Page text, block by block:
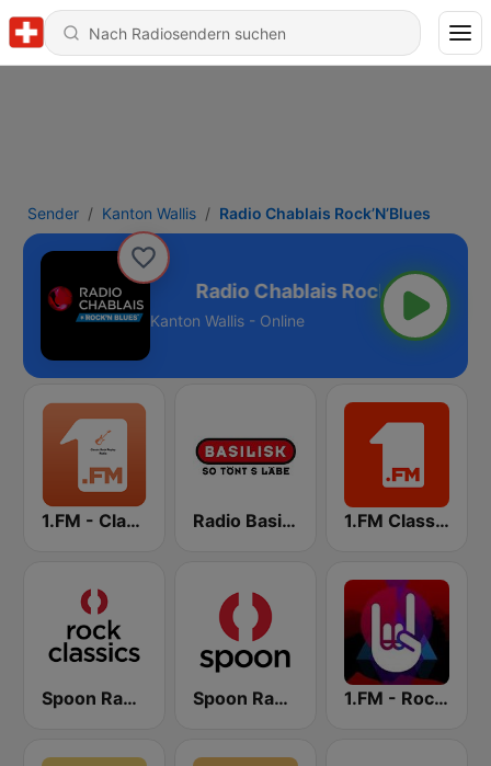
Sender Kanton Wallis Radio Chablais Rock’N’Blues
Kanton Wallis - Online
1.FM - Classic Rock Replay Radio Basilisk 1.FM Classic Rock
Spoon Radio Classic Rock Spoon Radio 1.FM - Rock Classics